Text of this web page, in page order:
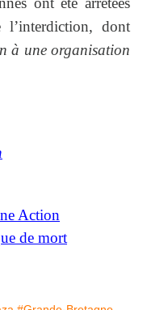
l’interdiction, dont
à une organisation
Action
de mort